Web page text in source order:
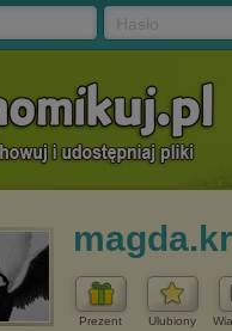
Prezent Ulubiony